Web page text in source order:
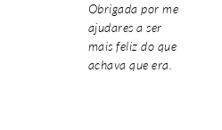
Obrigada por me
ajudares a ser
mais feliz do que
achava que era.